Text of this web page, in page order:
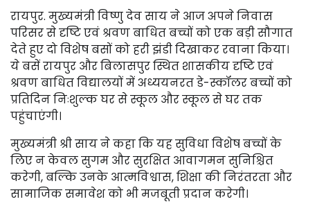
रायपुर. मुख्यमंत्री विष्णु देव साय ने आज अपने निवास
परिसर से दृष्टि एवं श्रवण बाधित बच्चों को एक बड़ी सौगात
देते हुए दो विशेष बसों को हरी झंडी दिखाकर रवाना किया।
ये बसें रायपुर और बिलासपुर स्थित शासकीय दृष्टि एवं
श्रवण बाधित विद्यालयों में अध्ययनरत डे-स्कॉलर बच्चों को
प्रतिदिन निःशुल्क घर से स्कूल और स्कूल से घर तक
पहुंचाएंगी।
मुख्यमंत्री श्री साय ने कहा कि यह सुविधा विशेष बच्चों के
लिए न केवल सुगम और सुरक्षित आवागमन सुनिश्चित
करेगी, बल्कि उनके आत्मविश्वास, शिक्षा की निरंतरता और
सामाजिक समावेश को भी मजबूती प्रदान करेगी।